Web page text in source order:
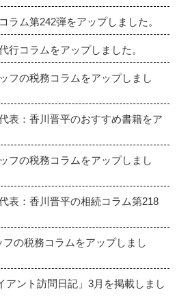
ム第242弾をアップしました。
コラムをアップしました。
フの税務コラムをアップしまし
表：香川晋平のおすすめ書籍をア
フの税務コラムをアップしまし
表：香川晋平の相続コラム第218
の税務コラムをアップしまし
アント訪問日記」3月を掲載しまし